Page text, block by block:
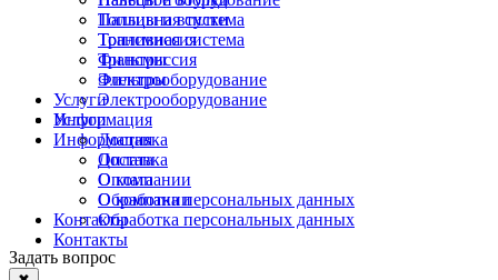
Топливная система
Трансмиссия
Фильтры
Электрооборудование
Услуги
Информация
Доставка
Оплата
О компании
Обработка персональных данных
Контакты
Задать вопрос
Пальцы и втулки
Топливная система
Трансмиссия
Фильтры
Электрооборудование
Услуги
Информация
Доставка
Оплата
О компании
Обработка персональных данных
Контакты